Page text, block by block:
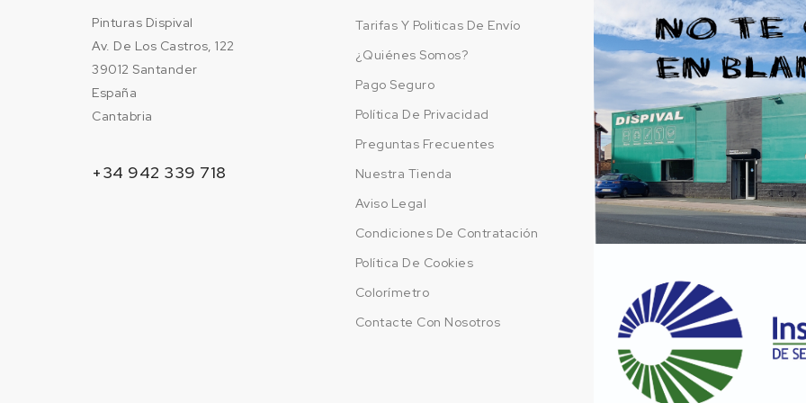
Pinturas Dispival
Av. De Los Castros, 122
39012 Santander
España
Cantabria
+34 942 339 718
Tarifas Y Politicas De Envío
¿Quiénes Somos?
Pago Seguro
Política De Privacidad
Preguntas Frecuentes
Nuestra Tienda
Aviso Legal
Condiciones De Contratación
Política De Cookies
Colorímetro
Contacte Con Nosotros